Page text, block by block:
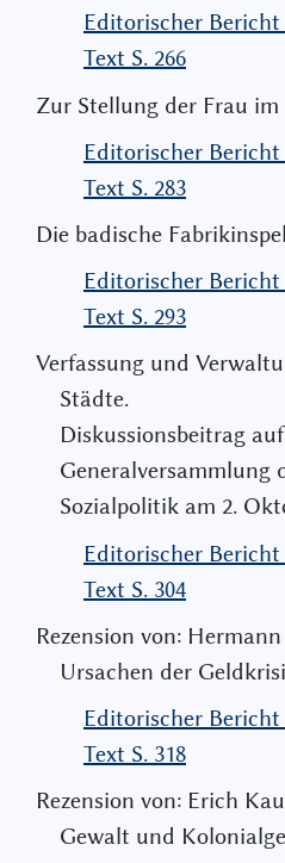
Editorischer Bericht
Text S. 266
Zur Stellung der Frau im
Editorischer Bericht
Text S. 283
Die badische
Editorischer Bericht
Text S. 293
Verfassung und
Städte.
Diskussionsbeitrag
Generalversammlung
Sozialpolitik am 2.
Editorischer Bericht
Text S. 304
Rezension von:
Ursachen der
Editorischer Bericht
Text S. 318
Rezension von: Erich
Gewalt und